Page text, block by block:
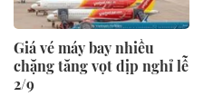
Giá vé máy bay nhiều
chặng tăng vọt dịp nghỉ lễ
2/9